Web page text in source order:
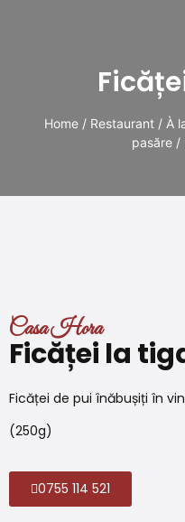
Home / Restaurant / À
pasăre /
Casa Hora
Ficăței la
Ficăței de pui înăbușiți în
(250g)
0755 114 521